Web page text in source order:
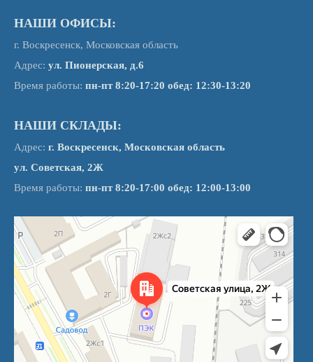
НАШИ ОФИСЫ:
г. Воскресенск, Московская область
Адрес: ул. Пионерская, д.6
Время работы: пн-пт 8:20-17:20 обед: 12:30-13:20
НАШИ СКЛАДЫ:
Адрес: г. Воскресенск, Московская область
ул. Советская, 2Ж
Время работы: пн-пт 8:20-17:00 обед: 12:00-13:00
Воскресенск
Советская улица, 2Ж — Яндекс Карты